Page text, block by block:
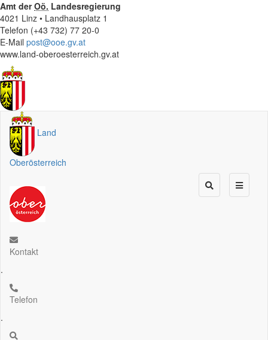
Amt derOö. Landesregierung
4021 Linz • Landhausplatz 1
Telefon (+43 732) 77 20-0
E-Mail post@ooe.gv.at
www.land-oberoesterreich.gv.at
Land
Oberösterreich
Kontakt
.
Telefon
.